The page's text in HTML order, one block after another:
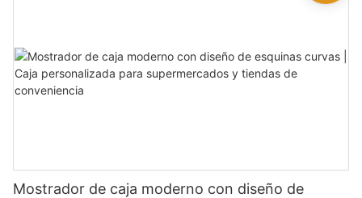
Mostrador de caja moderno con diseño de